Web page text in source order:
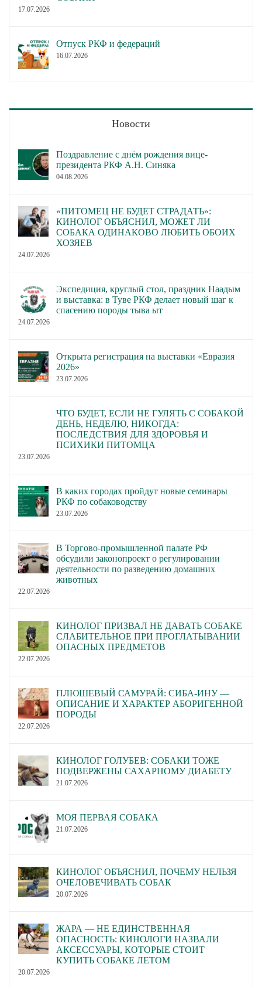
17.07.2026
Отпуск РКФ и федераций
16.07.2026
Новости
Поздравление с днём рождения вице-
президента РКФ А.Н. Синяка
04.08.2026
«ПИТОМЕЦ НЕ БУДЕТ СТРАДАТЬ»:
КИНОЛОГ ОБЪЯСНИЛ, МОЖЕТ ЛИ
СОБАКА ОДИНАКОВО ЛЮБИТЬ ОБОИХ
ХОЗЯЕВ
24.07.2026
Экспедиция, круглый стол, праздник Наадым
и выставка: в Туве РКФ делает новый шаг к
спасению породы тыва ыт
24.07.2026
Открыта регистрация на выставки «Евразия
2026»
23.07.2026
ЧТО БУДЕТ, ЕСЛИ НЕ ГУЛЯТЬ С СОБАКОЙ
ДЕНЬ, НЕДЕЛЮ, НИКОГДА:
ПОСЛЕДСТВИЯ ДЛЯ ЗДОРОВЬЯ И
ПСИХИКИ ПИТОМЦА
23.07.2026
В каких городах пройдут новые семинары
РКФ по собаководству
23.07.2026
В Торгово-промышленной палате РФ
обсудили законопроект о регулировании
деятельности по разведению домашних
животных
22.07.2026
КИНОЛОГ ПРИЗВАЛ НЕ ДАВАТЬ СОБАКЕ
СЛАБИТЕЛЬНОЕ ПРИ ПРОГЛАТЫВАНИИ
ОПАСНЫХ ПРЕДМЕТОВ
22.07.2026
ПЛЮШЕВЫЙ САМУРАЙ: СИБА-ИНУ —
ОПИСАНИЕ И ХАРАКТЕР АБОРИГЕННОЙ
ПОРОДЫ
22.07.2026
КИНОЛОГ ГОЛУБЕВ: СОБАКИ ТОЖЕ
ПОДВЕРЖЕНЫ САХАРНОМУ ДИАБЕТУ
21.07.2026
МОЯ ПЕРВАЯ СОБАКА
21.07.2026
КИНОЛОГ ОБЪЯСНИЛ, ПОЧЕМУ НЕЛЬЗЯ
ОЧЕЛОВЕЧИВАТЬ СОБАК
20.07.2026
ЖАРА — НЕ ЕДИНСТВЕННАЯ
ОПАСНОСТЬ: КИНОЛОГИ НАЗВАЛИ
АКСЕССУАРЫ, КОТОРЫЕ СТОИТ
КУПИТЬ СОБАКЕ ЛЕТОМ
20.07.2026